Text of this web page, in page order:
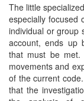
The little
especially focused
individual or group
account, ends up
that must be
movements and
of the current
that the